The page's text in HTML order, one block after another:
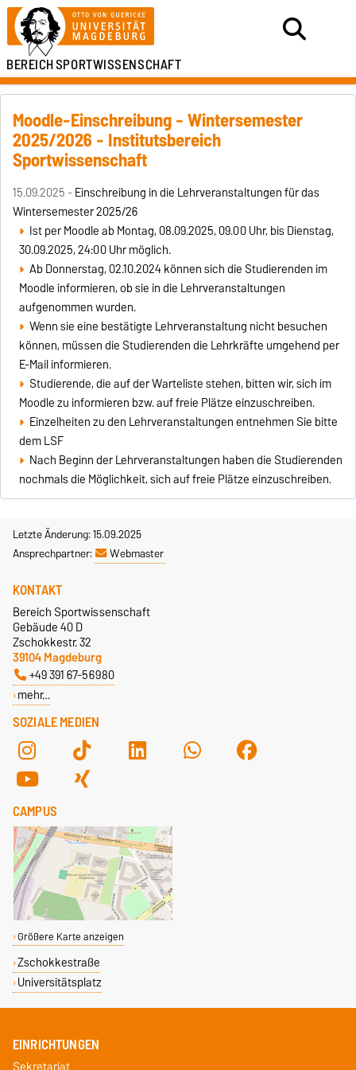
BEREICHSPORTWISSENSCHAFT
Moodle-Einschreibung - Wintersemester
2025/2026 - Institutsbereich
Sportwissenschaft
15.09.2025 -Einschreibung in die Lehrveranstaltungen für das
Wintersemester 2025/26
Ist per Moodle ab Montag, 08.09.2025, 09.00 Uhr, bis Dienstag,
30.09.2025, 24:00 Uhr möglich.
Ab Donnerstag, 02.10.2024 können sich die Studierenden im
Moodle informieren, ob sie in die Lehrveranstaltungen
aufgenommen wurden.
Wenn sie eine bestätigte Lehrveranstaltung nicht besuchen
können, müssen die Studierenden die Lehrkräfte umgehend per
E-Mail informieren.
Studierende, die auf der Warteliste stehen, bitten wir, sich im
Moodle zu informieren bzw. auf freie Plätze einzuschreiben.
Einzelheiten zu den Lehrveranstaltungen entnehmen Sie bitte
dem LSF
Nach Beginn der Lehrveranstaltungen haben die Studierenden
nochmals die Möglichkeit, sich auf freie Plätze einzuschreiben.
Letzte Änderung: 15.09.2025
Ansprechpartner:
Webmaster
SOZIALE MEDIEN
KONTAKT
Bereich Sportwissenschaft
Gebäude 40 D
Zschokkestr. 32
39104 Magdeburg
+49 391 67-56980
mehr…
CAMPUS
Größere Karte anzeigen
Zschokkestraße
Universitätsplatz
EINRICHTUNGEN